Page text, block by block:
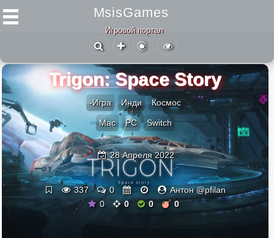
MsisGames
Игровой портал
Trigon: Space Story
-Игра Инди Космос
Mac PC Switch
28 Апреля 2022
337 0
Антон @pfilan
0
0 0 0